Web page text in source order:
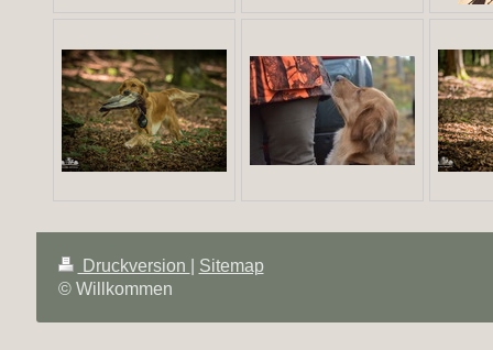
Druckversion
Sitemap
© Willkommen